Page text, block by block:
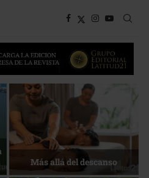
Energía que Impulsa la
competitividad